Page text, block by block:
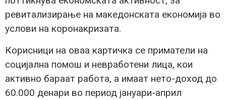
ревитализирање на македонската економија во
услови на коронакризата.
Корисници на оваа картичка се приматели на
социјална помош и невработени лица, кои
активно бараат работа, а имаат нето-доход до
60.000 денари во период јануари-април